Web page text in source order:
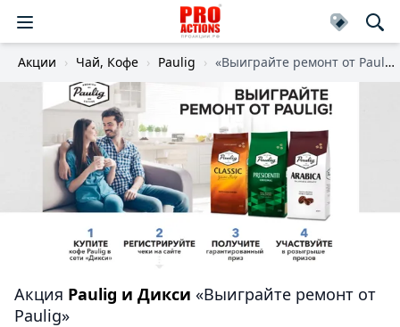
Акции Чай, Кофе Paulig «Выиграйте ремонт от Paulig»
Акция Paulig и Дикси «Выиграйте ремонт от
Paulig»